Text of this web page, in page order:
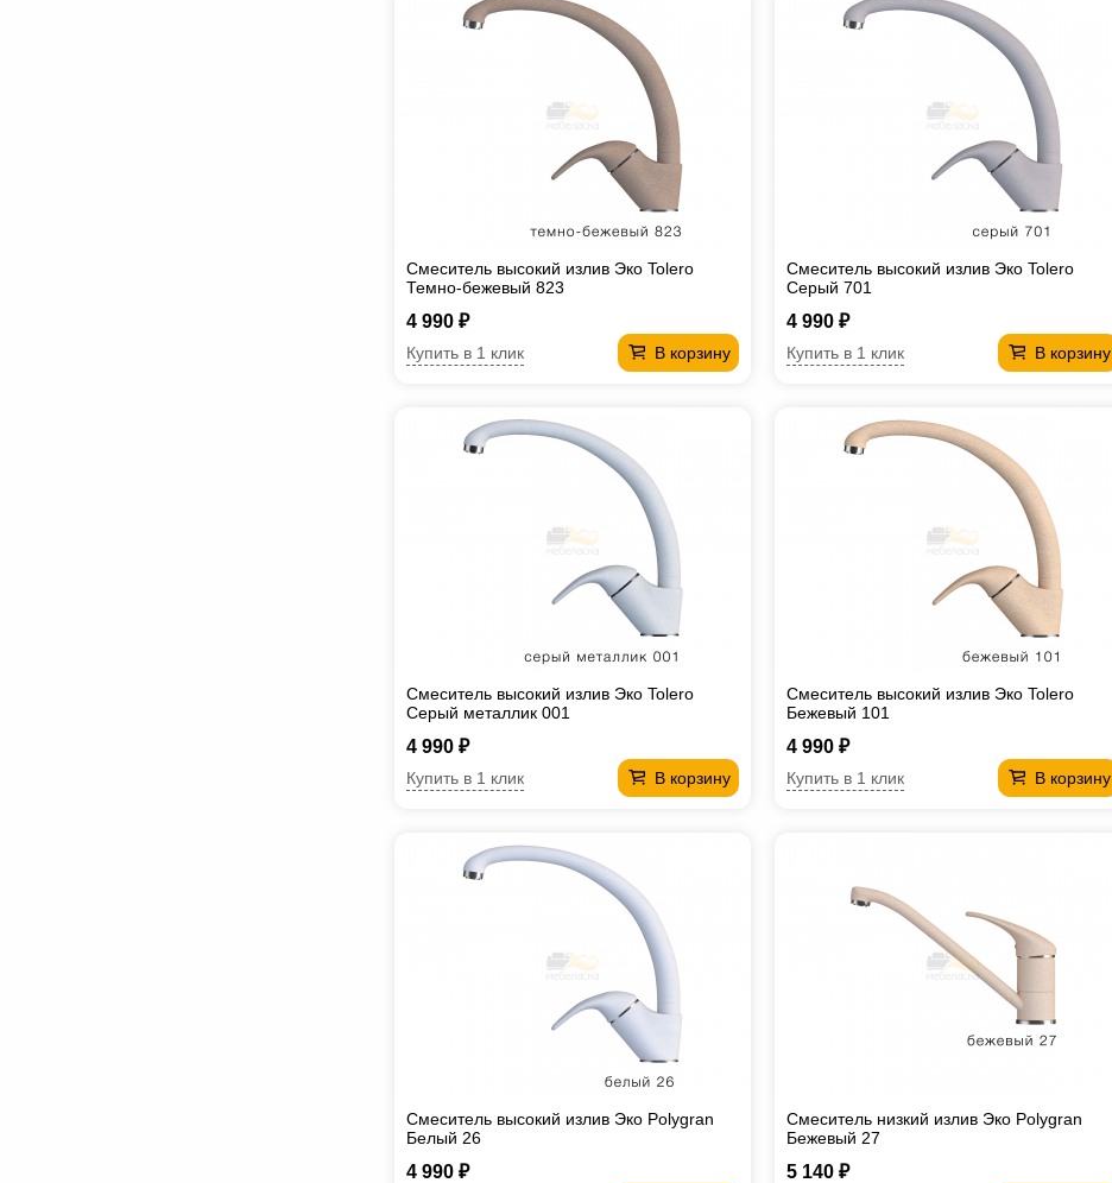
Смеситель высокий излив Эко Tolero
Темно-бежевый 823
4 990 ₽
В корзину
Купить в 1 клик
Смеситель высокий излив Эко Tolero
Серый 701
4 990 ₽
В корзину
Купить в 1 клик
Смеситель высокий излив Эко Tolero
Серый металлик 001
4 990 ₽
В корзину
Купить в 1 клик
Смеситель высокий излив Эко Tolero
Бежевый 101
4 990 ₽
В корзину
Купить в 1 клик
Смеситель высокий излив Эко Polygran
Белый 26
4 990 ₽
Смеситель низкий излив Эко Polygran
Бежевый 27
5 140 ₽